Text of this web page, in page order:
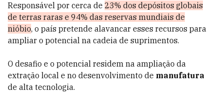
Responsável por cerca de 23% dos depósitos globais
de terras raras e 94% das reservas mundiais de
nióbio, o país pretende alavancar esses recursos para
ampliar o potencial na cadeia de suprimentos.
O desafio e o potencial residem na ampliação da
extração local e no desenvolvimento de manufatura
de alta tecnologia.